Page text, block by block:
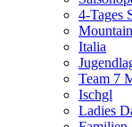
4-Tages
Italia
Team 7
Ischgl
Ladies